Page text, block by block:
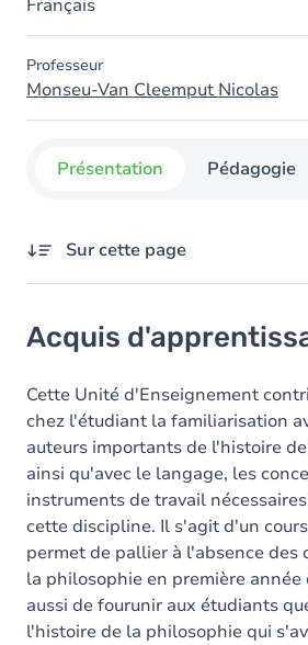
Français
Professeur
Monseu-Van Cleemput Nicolas
Présentation Pédagogie
Sur cette page
Objectifs
Contenu
Table des matières
Exercices
Acquis
Cette Unité d'Enseignement
chez l'étudiant la familiarisation
auteurs importants de l'histoire
ainsi qu'avec le langage, les
instruments de travail
cette discipline. Il s'agit d'un
permet de pallier à l'absence des
la philosophie en première
aussi de fourunir aux étudiants
l'histoire de la philosophie qui